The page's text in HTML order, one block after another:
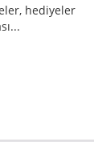
hediyeler